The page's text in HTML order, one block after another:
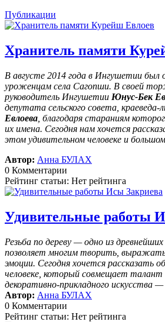
Публикации
Хранитель памяти
В августе 2014 года в Ингушетии
уроженцам села Сагопши. В своей
руководитель Ингушетии Юнус-Бек
депутата сельского совета, краеведа-
Евлоева , благодаря стараниям
их имена. Сегодня нам хочется
этом удивительном человеке и
Автор: Анна БУЛАХ
0 Комментарии
Рейтинг статьи: Нет рейтинга
Удивительные работы
Резьба по дереву — одно из
позволяет многим творить,
эмоции. Сегодня хочется рассказать
человеке, который совмещает
декоративно-прикладного искусства —
Автор: Анна БУЛАХ
0 Комментарии
Рейтинг статьи: Нет рейтинга